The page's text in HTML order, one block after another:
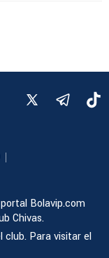
|
Bolavip.com
Chivas.
club. Para visitar el